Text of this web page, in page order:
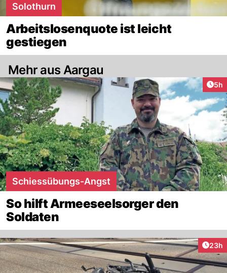
Solothurn
Arbeitslosenquote ist leicht
gestiegen
Mehr aus Aargau
5h
Schiessübungs-Angst
So hilft Armeeseelsorger den
Soldaten
23h